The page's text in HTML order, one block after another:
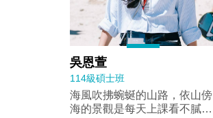
機能便利，校舍旁邊就是圖書
館和學餐，校內也有一些公共
區域，方便和同學聚會討論。
在交換期間，我共修讀了 3 門
課程，其中 2 門是專業課程：
Environment and Global
South 以及 Development and
Politics，另外還選修了為交換
吳恩萱
114級碩士班
海風吹拂蜿蜒的山路，依山傍
海的景觀是每天上課看不膩的